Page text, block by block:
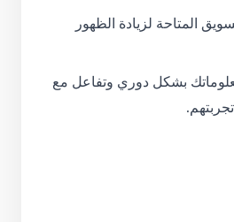
المتاحة لزيادة الظهور
بشكل دوري وتفاعل مع